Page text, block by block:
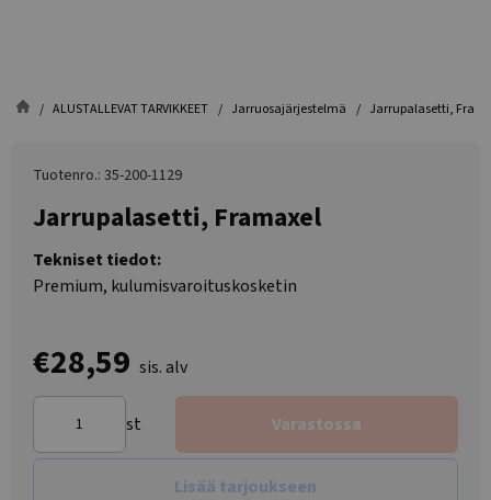
ALUSTALLEVAT TARVIKKEET Jarruosajärjestelmä Jarrupalasetti,
Tuotenro.: 35-200-1129
Jarrupalasetti, Framaxel
Tekniset tiedot:
Premium, kulumisvaroituskosketin
€28,59 sis. alv
st Varastossa
Lisää tarjoukseen